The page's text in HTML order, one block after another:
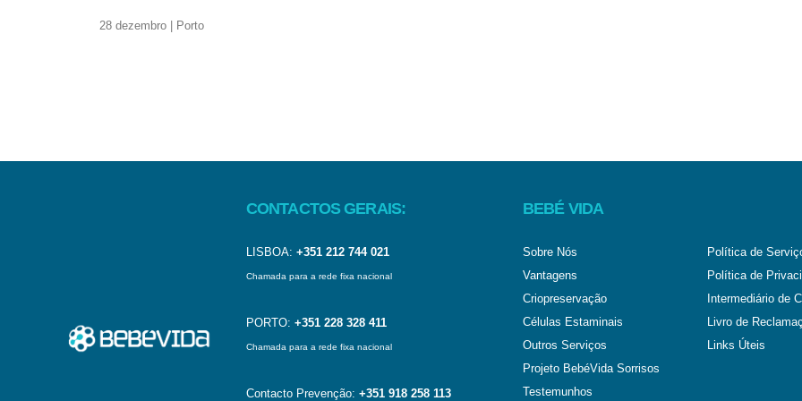
28 dezembro | Porto
CONTACTOS GERAIS:
LISBOA: +351 212 744 021
Chamada para a rede fixa nacional
PORTO: +351 228 328 411
Chamada para a rede fixa nacional
Contacto Prevenção: +351 918 258 113
BEBÉ VIDA
Sobre Nós
Vantagens
Criopreservação
Células Estaminais
Outros Serviços
Projeto BebéVida Sorrisos
Testemunhos
Política de
Política de
Intermediário de
Livro de
Links Úteis